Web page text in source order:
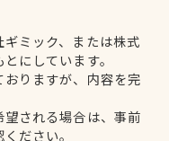
ミック、または株式
にしています。
りますが、内容を完
される場合は、事前
ださい。